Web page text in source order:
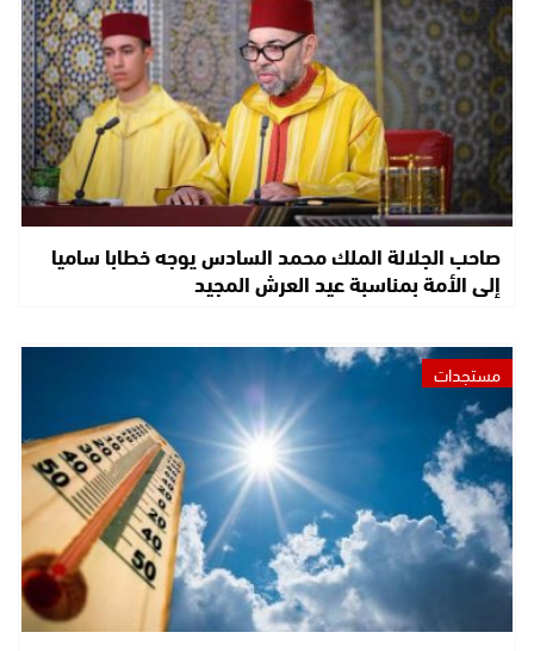
صاحب الجلالة الملك محمد السادس يوجه خطابا ساميا
إلى الأمة بمناسبة عيد العرش المجيد
مستجدات